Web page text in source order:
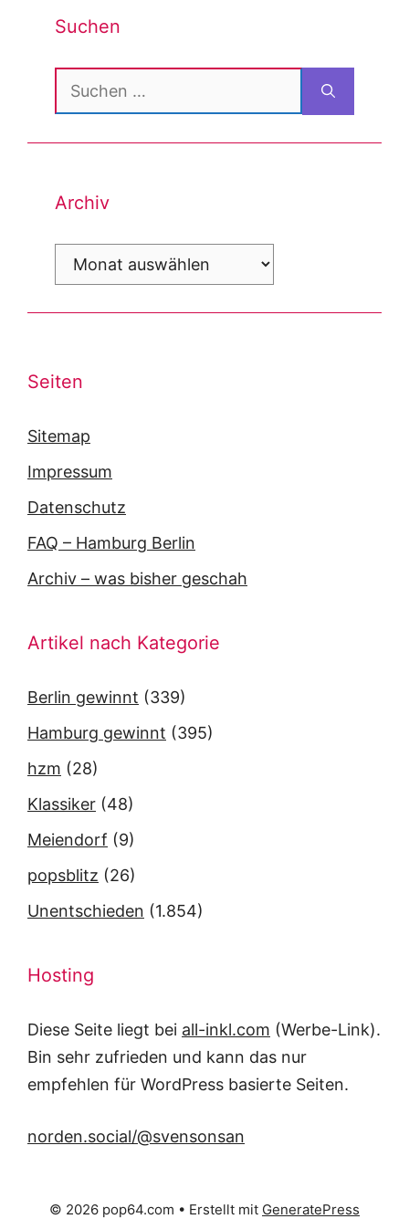
Suchen
Suchen
nach:
Archiv
Archiv
Seiten
Sitemap
Impressum
Datenschutz
FAQ – Hamburg Berlin
Archiv – was bisher geschah
Artikel nach Kategorie
Berlin gewinnt (339)
Hamburg gewinnt (395)
hzm (28)
Klassiker (48)
Meiendorf (9)
popsblitz (26)
Unentschieden (1.854)
Hosting
Diese Seite liegt bei all-inkl.com (Werbe-Link).
Bin sehr zufrieden und kann das nur
empfehlen für WordPress basierte Seiten.
norden.social/@svensonsan
© 2026 pop64.com • Erstellt mit GeneratePress